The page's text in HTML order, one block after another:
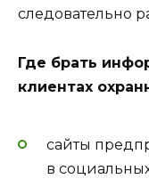
следовательно
Где брать
клиентах
сайты
в социальных